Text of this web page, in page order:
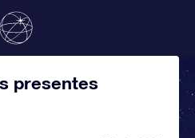
presentes